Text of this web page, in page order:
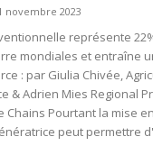
novembre 2023
représente
mondiales et entraîne
: par Giulia Chivée,
& Adrien Mies Regional
Chains Pourtant la mise
peut permettre